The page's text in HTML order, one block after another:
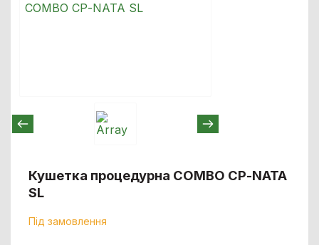
Кушетка процедурна COMBO СР-NATA
SL
Під замовлення